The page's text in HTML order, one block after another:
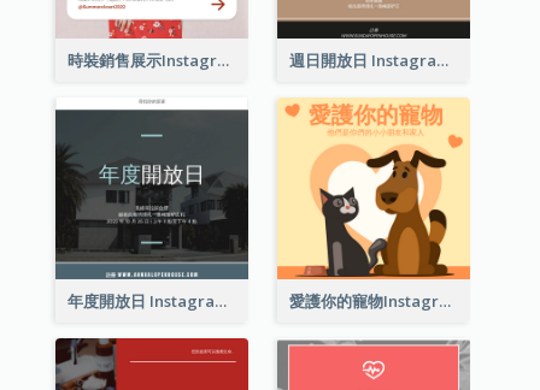
時裝銷售展示Instagram帖子 週日開放日 Instagram 帖子
年度開放日 Instagram 帖子 愛護你的寵物Instagram帖子